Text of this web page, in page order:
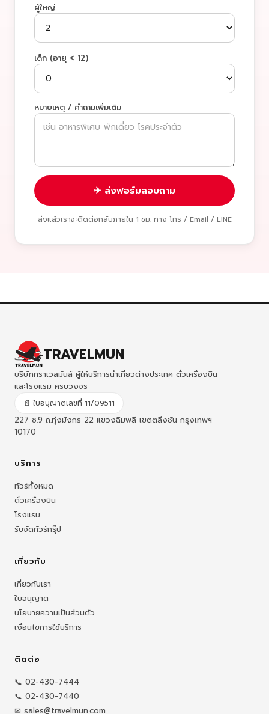
ผู้ใหญ่
เด็ก (อายุ < 12)
หมายเหตุ / คำถามเพิ่มเติม
✈ ส่งฟอร์มสอบถาม
ส่งแล้วเราจะติดต่อกลับภายใน 1 ชม. ทาง โทร / Email / LINE
TRAVELMUN
บริษัททราเวลมันส์ ผู้ให้บริการนำเที่ยวต่างประเทศ ตั๋วเครื่องบิน
และโรงแรม ครบวงจร
📄 ใบอนุญาตเลขที่ 11/09511
227 ซ.9 ถ.ทุ่งมังกร 22 แขวงฉิมพลี เขตตลิ่งชัน กรุงเทพฯ
10170
บริการ
ทัวร์ทั้งหมด
ตั๋วเครื่องบิน
โรงแรม
รับจัดทัวร์กรุ๊ป
เกี่ยวกับ
เกี่ยวกับเรา
ใบอนุญาต
นโยบายความเป็นส่วนตัว
เงื่อนไขการใช้บริการ
ติดต่อ
📞 02-430-7444
📞 02-430-7440
✉ sales@travelmun.com